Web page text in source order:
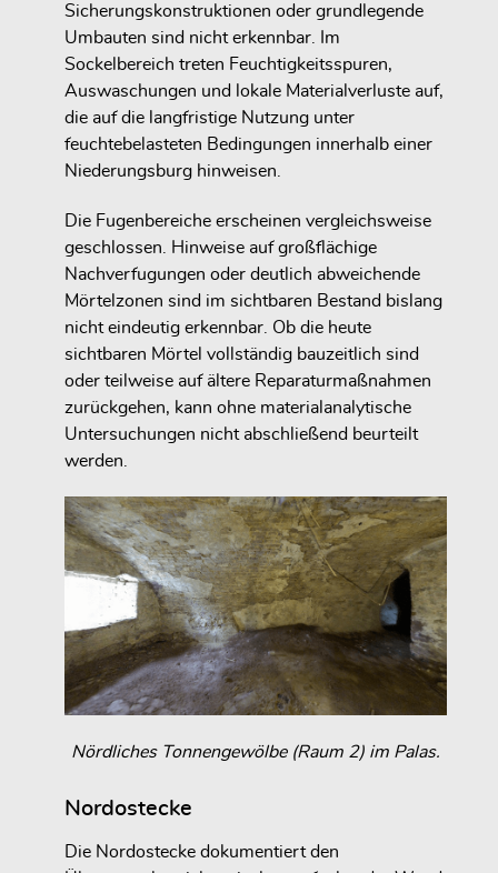
Sicherungskonstruktionen oder grundlegende
Umbauten sind nicht erkennbar. Im
Sockelbereich treten Feuchtigkeitsspuren,
Auswaschungen und lokale Materialverluste auf,
die auf die langfristige Nutzung unter
feuchtebelasteten Bedingungen innerhalb einer
Niederungsburg hinweisen.
Die Fugenbereiche erscheinen vergleichsweise
geschlossen. Hinweise auf großflächige
Nachverfugungen oder deutlich abweichende
Mörtelzonen sind im sichtbaren Bestand bislang
nicht eindeutig erkennbar. Ob die heute
sichtbaren Mörtel vollständig bauzeitlich sind
oder teilweise auf ältere Reparaturmaßnahmen
zurückgehen, kann ohne materialanalytische
Untersuchungen nicht abschließend beurteilt
werden.
Nördliches Tonnengewölbe (Raum 2) im Palas.
Nordostecke
Die Nordostecke dokumentiert den